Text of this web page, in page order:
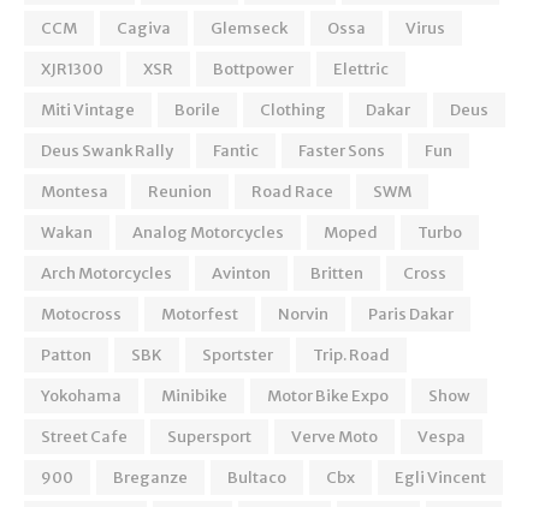
CCM
Cagiva Glemseck Ossa
Virus
XJR1300
XSR Bottpower
Elettric
Miti Vintage
Borile Clothing Dakar
Deus
Deus Swank Rally
Fantic Faster Sons
Fun
Montesa
Reunion Road Race
SWM
Wakan
Analog Motorcycles Moped
Turbo
Arch Motorcycles
Avinton Britten
Cross
Motocross
Motorfest Norvin
Paris Dakar
Patton
SBK Sportster
Trip. Road
Yokohama
Minibike Motor Bike Expo
Show
Street Cafe
Supersport Verve Moto
Vespa
900
Breganze Bultaco Cbx
Egli Vincent